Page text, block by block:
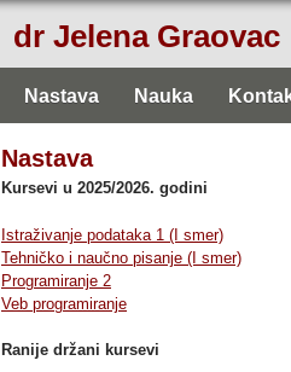
dr Jelena Graovac
Nastava Nauka
Nastava
Kursevi u 2025/2026. godini
Istraživanje podataka 1 (I smer)
Tehničko i naučno pisanje (I smer)
Programiranje 2
Veb programiranje
Ranije držani kursevi